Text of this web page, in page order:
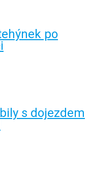
po
s dojezdem